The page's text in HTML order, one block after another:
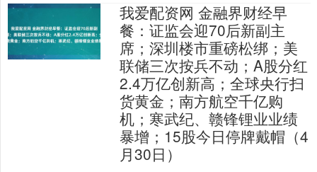
我爱配资网 金融界财经早
餐：证监会迎70后新副主
席；深圳楼市重磅松绑；美
联储三次按兵不动；A股分红
2.4万亿创新高；全球央行扫
货黄金；南方航空千亿购
机；寒武纪、赣锋锂业业绩
暴增；15股今日停牌戴帽（4
月30日）